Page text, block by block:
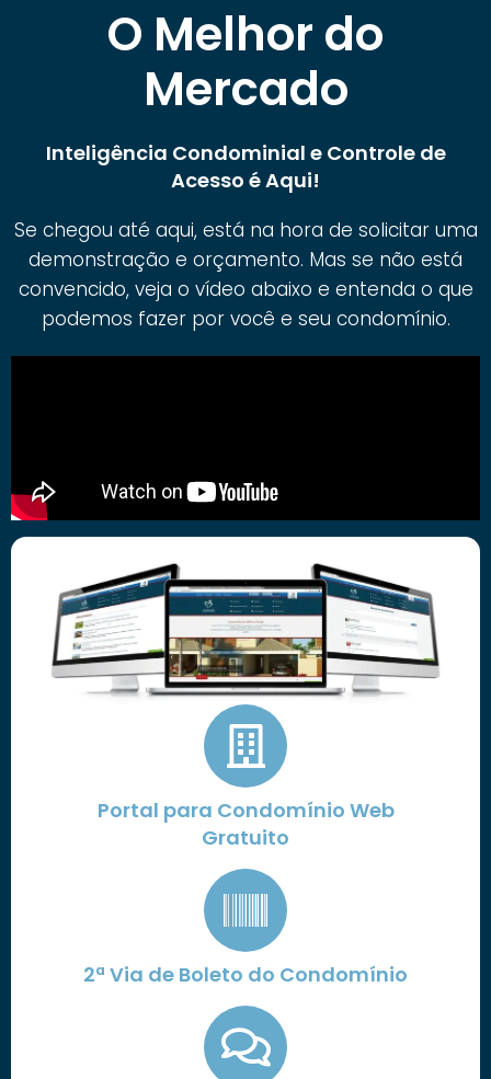
O Melhor do
Mercado
Inteligência Condominial e Controle de
Acesso é Aqui!
Se chegou até aqui, está na hora de solicitar uma
demonstração e orçamento. Mas se não está
convencido, veja o vídeo abaixo e entenda o que
podemos fazer por você e seu condomínio.
Portal para Condomínio Web
Gratuito
2ª Via de Boleto do Condomínio